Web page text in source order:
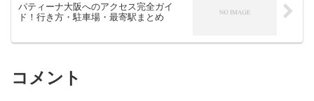
パティーナ大阪へのアクセス完全ガイ
ド！行き方・駐車場・最寄駅まとめ
コメント